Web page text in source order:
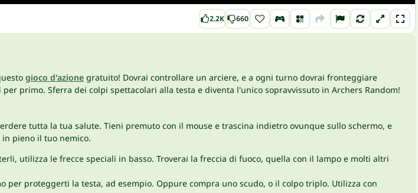
2.2K 660
gioco d'azione gratuito! Dovrai controllare un arciere, e a ogni turno dovrai fronteggiare
primo. Sferra dei colpi spettacolari alla testa e diventa l'unico sopravvissuto in Archers Random!
tutta la tua salute. Tieni premuto con il mouse e trascina indietro ovunque sullo schermo, e
pieno il tuo nemico.
utilizza le frecce speciali in basso. Troverai la freccia di fuoco, quella con il lampo e molti altri
proteggerti la testa, ad esempio. Oppure compra uno scudo, o il colpo triplo. Utilizza con